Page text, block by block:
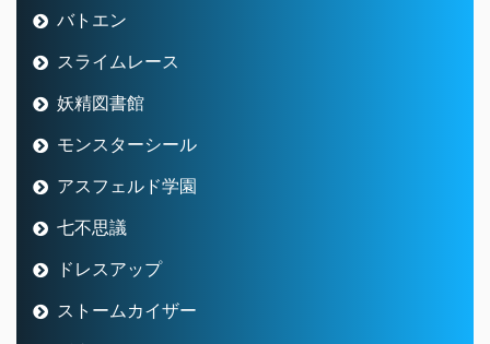
バトエン
スライムレース
妖精図書館
モンスターシール
アスフェルド学園
七不思議
ドレスアップ
ストームカイザー